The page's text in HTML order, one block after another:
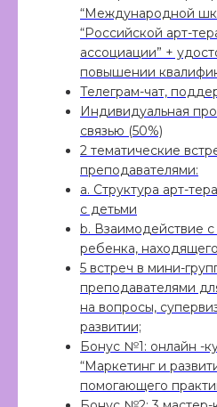
“Международной
“Российской арт-
ассоциации” +
повышении
Телеграм-чат,
Индивидуальная
связью (50%)
2 тематические
преподавателями:
а. Структура арт-
с детьми
b. Взаимодействие
ребенка,
5 встреч в мини-
преподавателями
на вопросы,
развитии;
Бонус №1: онлайн -
“Маркетинг и
помогающего
Оставить заявку в ВК
Отдел заботы может
Вам с номеров:
+7 495 145 37 71
+7 495 128 68 00
+7 495 145 36 30
+7 495 148 58 85
+7 993 505 29 99
Валерия
+7 963
Наш отдел заботы: